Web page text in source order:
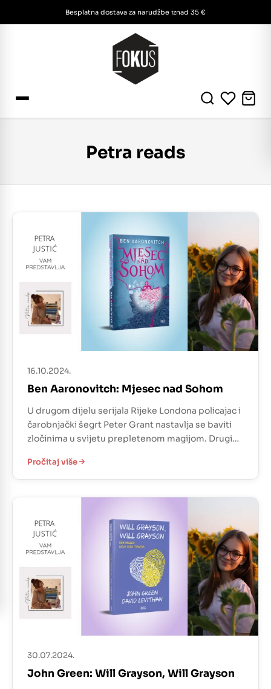
Besplatna dostava za narudžbe iznad 35 €
Petra reads
16.10.2024.
Ben Aaronovitch: Mjesec nad Sohom
U drugom dijelu serijala Rijeke Londona policajac i
čarobnjački šegrt Peter Grant nastavlja se baviti
zločinima u svijetu prepletenom magijom. Drugi
pratimo njega zajedno s poznatim likovima Lesley i
Nightingaleom. Istražujući smrt glazbenika Cyrusa
upoznaje bend, ljubitelje jazza kasnije znane kao-
Pročitaj više
30.07.2024.
John Green: Will Grayson, Will Grayson